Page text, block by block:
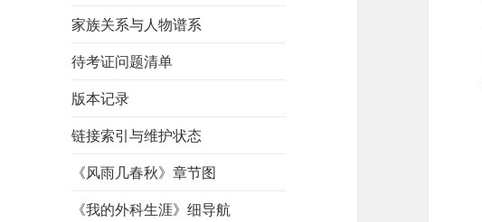
家族关系与人物谱系
待考证问题清单
版本记录
链接索引与维护状态
《风雨几春秋》章节图
《我的外科生涯》细导航